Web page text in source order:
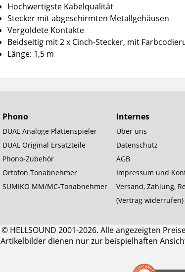
Hochwertigste Kabelqualität
Stecker mit abgeschirmten Metallgehäusen
Vergoldete Kontakte
Beidseitig mit 2 x Cinch-Stecker, mit
Länge: 1,5 m
Phono
DUAL Analoge Plattenspieler
DUAL Original Ersatzteile
Phono-Zubehör
Ortofon Tonabnehmer
SUMIKO MM/MC-Tonabnehmer
Internes
Über uns
Datenschutz
AGB
Impressum und
Versand, Zahlung,
(Vertrag widerrufen)
© HELLSOUND 2001-2026. Alle angezeigten
Artikelbilder dienen nur zur beispielhaften